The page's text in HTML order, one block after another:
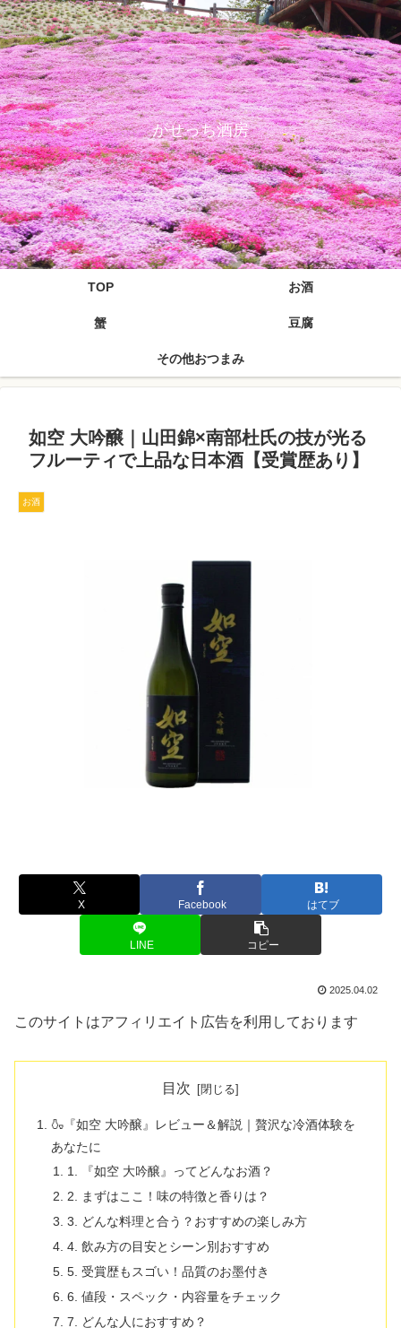
がせっち酒房
TOP お酒
蟹 豆腐
その他おつまみ
如空 大吟醸｜山田錦×南部杜氏の技が光る
フルーティで上品な日本酒【受賞歴あり】
お酒
X Facebook はてブ
LINE コピー
2025.04.02
このサイトはアフィリエイト広告を利用しております
目次
🍶『如空 大吟醸』レビュー＆解説｜贅沢な冷酒体験を
あなたに
1. 『如空 大吟醸』ってどんなお酒？
2. まずはここ！味の特徴と香りは？
3. どんな料理と合う？おすすめの楽しみ方
4. 飲み方の目安とシーン別おすすめ
5. 受賞歴もスゴい！品質のお墨付き
6. 値段・スペック・内容量をチェック
7. どんな人におすすめ？